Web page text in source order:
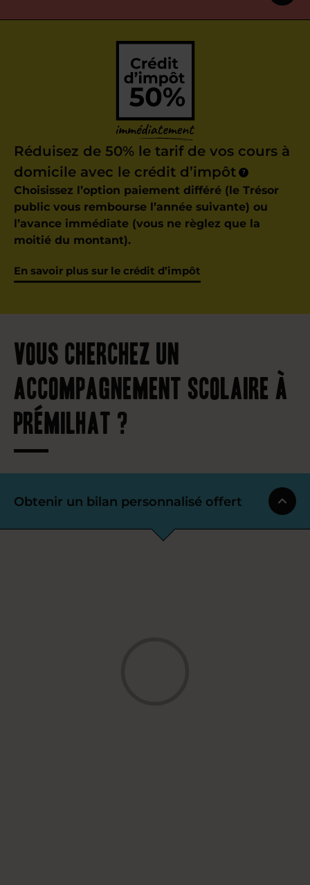
Réduisez de 50% le tarif de vos cours à
domicile avec le crédit d’impôt
?
Choisissez l’option paiement différé (le Trésor
public vous rembourse l’année suivante) ou
l’avance immédiate (vous ne règlez que la
moitié du montant).
En savoir plus sur le crédit d’impôt
Vous cherchez un
accompagnement scolaire à
Prémilhat ?
Obtenir un bilan personnalisé offert